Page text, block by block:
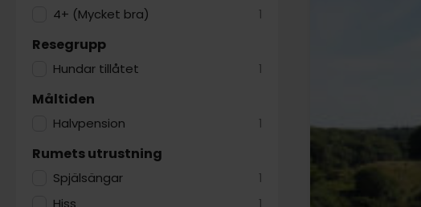
4+ (Mycket bra) 1
Resegrupp
Hundar tillåtet 1
Måltiden
Halvpension 1
Rumets utrustning
Spjälsängar 1
Hiss 1